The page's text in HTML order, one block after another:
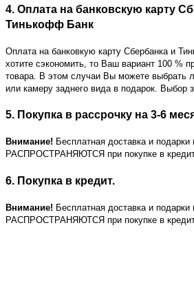
4. Оплата на банковскую карту
Тинькофф Банк
Оплата на банковкую карту Сбербанка и
хотите сэкономить, то Ваш вариант 100 %
товара. В этом случаи Вы можете выбрать
или камеру заднего вида в подарок. Выбор
5. Покупка в рассрочку на 3-6
Внимание! Бесплатная доставка и
РАСПРОСТРАНЯЮТСЯ при покупке в кредит
6. Покупка в кредит.
Внимание! Бесплатная доставка и подарки
РАСПРОСТРАНЯЮТСЯ при покупке в кредит